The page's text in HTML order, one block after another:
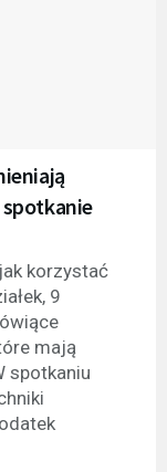
korzystać
9
mają
spotkaniu